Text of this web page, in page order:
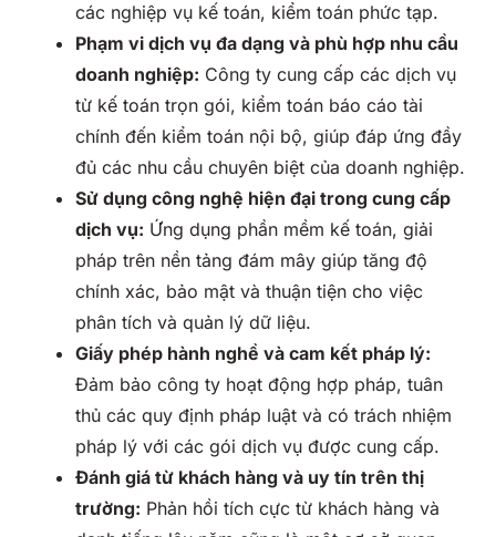
các nghiệp vụ kế toán, kiểm toán phức tạp.
Phạm vi dịch vụ đa dạng và phù hợp nhu cầu
doanh nghiệp: Công ty cung cấp các dịch vụ
từ kế toán trọn gói, kiểm toán báo cáo tài
chính đến kiểm toán nội bộ, giúp đáp ứng đầy
đủ các nhu cầu chuyên biệt của doanh nghiệp.
Sử dụng công nghệ hiện đại trong cung cấp
dịch vụ: Ứng dụng phần mềm kế toán, giải
pháp trên nền tảng đám mây giúp tăng độ
chính xác, bảo mật và thuận tiện cho việc
phân tích và quản lý dữ liệu.
Giấy phép hành nghề và cam kết pháp lý:
Đảm bảo công ty hoạt động hợp pháp, tuân
thủ các quy định pháp luật và có trách nhiệm
pháp lý với các gói dịch vụ được cung cấp.
Đánh giá từ khách hàng và uy tín trên thị
trường: Phản hồi tích cực từ khách hàng và